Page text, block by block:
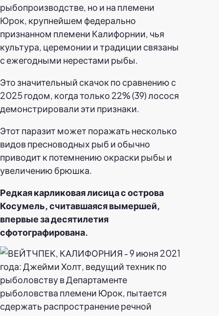
рыбопроизводстве, но и на племени
Юрок, крупнейшем федерально
признанном племени Калифорнии, чья
культура, церемонии и традиции связаны
с ежегодными нерестами рыбы.
Это значительный скачок по сравнению с
2025 годом, когда только 22% (39) лосося
демонстрировали эти признаки.
Этот паразит может поражать несколько
видов пресноводных рыб и обычно
приводит к потемнению окраски рыбы и
увеличению брюшка.
Редкая карликовая лисица с острова
Косумель, считавшаяся вымершей,
впервые за десятилетия
сфотографирована.